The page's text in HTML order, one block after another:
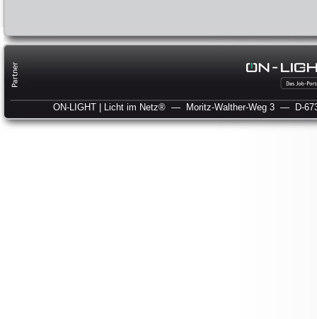
ON-LIGHT | Licht im Netz® — Moritz-Walther-Weg 3 — D-